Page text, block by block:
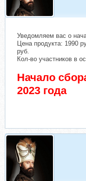
Уведомляем вас о
Цена продукта: 1990
руб.
Кол-во участников в
Начало
2023 года